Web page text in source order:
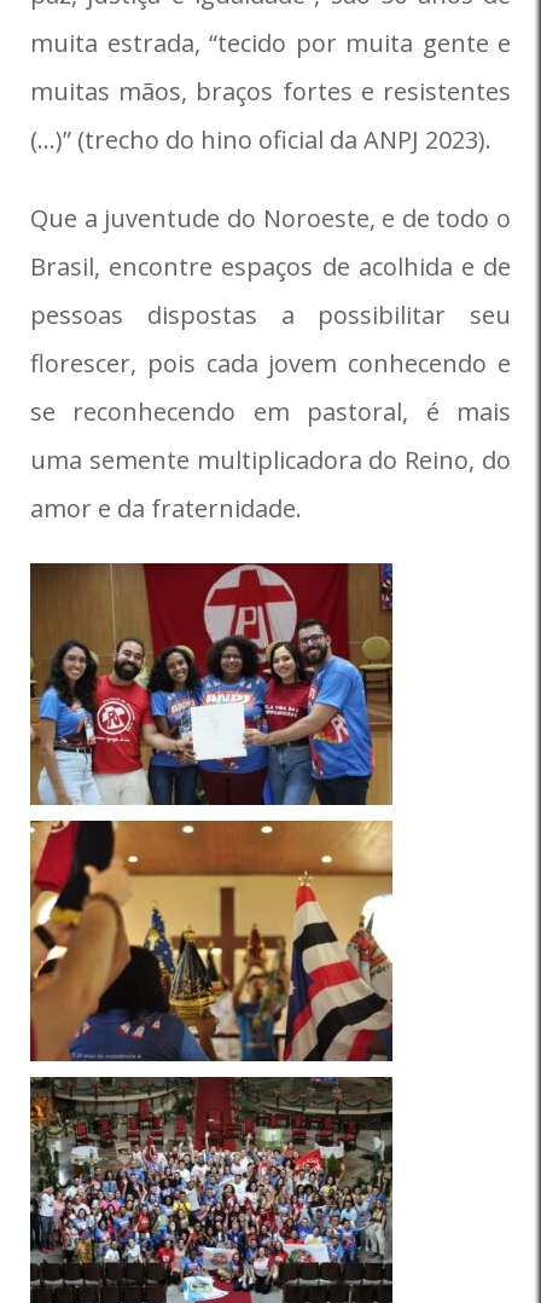
muita estrada, “tecido por muita gente e
muitas mãos, braços fortes e resistentes
(…)” (trecho do hino oficial da ANPJ 2023).
Que a juventude do Noroeste, e de todo o
Brasil, encontre espaços de acolhida e de
pessoas dispostas a possibilitar seu
florescer, pois cada jovem conhecendo e
se reconhecendo em pastoral, é mais
uma semente multiplicadora do Reino, do
amor e da fraternidade.